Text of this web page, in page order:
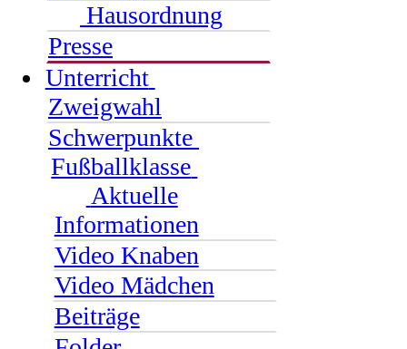
Hausordnung
Presse
Unterricht
Zweigwahl
Schwerpunkte
Fußballklasse
Aktuelle
Informationen
Video Knaben
Video Mädchen
Beiträge